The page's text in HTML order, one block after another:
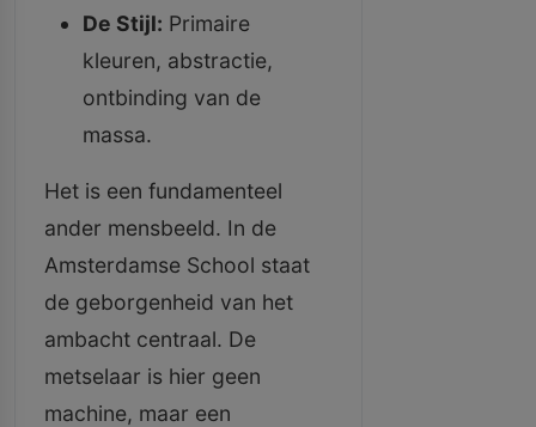
De Stijl: Primaire
kleuren, abstractie,
ontbinding van de
massa.
Het is een fundamenteel
ander mensbeeld. In de
Amsterdamse School staat
de geborgenheid van het
ambacht centraal. De
metselaar is hier geen
machine, maar een